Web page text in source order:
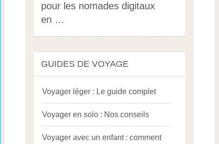
pour les nomades digitaux
en …
GUIDES DE VOYAGE
Voyager léger : Le guide complet
Voyager en solo : Nos conseils
Voyager avec un enfant : comment